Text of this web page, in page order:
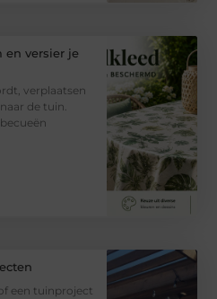
en versier je
verplaatsen
de tuin.
een tuinproject